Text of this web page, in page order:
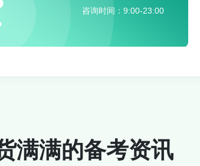
咨询时间：9:00-23:00
满满的备考资讯